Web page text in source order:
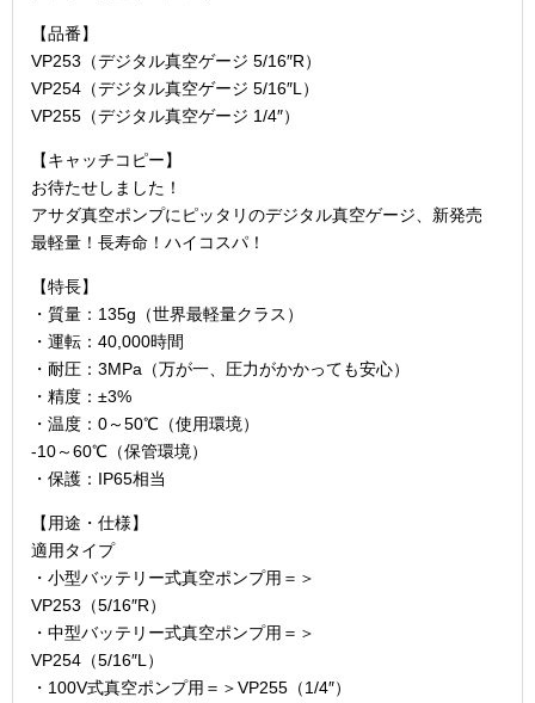
【品番】
VP253（デジタル真空ゲージ 5/16″R）
VP254（デジタル真空ゲージ 5/16″L）
VP255（デジタル真空ゲージ 1/4″）
【キャッチコピー】
お待たせしました！
アサダ真空ポンプにピッタリのデジタル真空ゲージ、新発売
最軽量！長寿命！ハイコスパ！
【特長】
・質量：135g（世界最軽量クラス）
・運転：40,000時間
・耐圧：3MPa（万が一、圧力がかかっても安心）
・精度：±3%
・温度：0～50℃（使用環境）
-10～60℃（保管環境）
・保護：IP65相当
【用途・仕様】
適用タイプ
・小型バッテリー式真空ポンプ用＝＞
VP253（5/16″R）
・中型バッテリー式真空ポンプ用＝＞
VP254（5/16″L）
・100V式真空ポンプ用＝＞VP255（1/4″）